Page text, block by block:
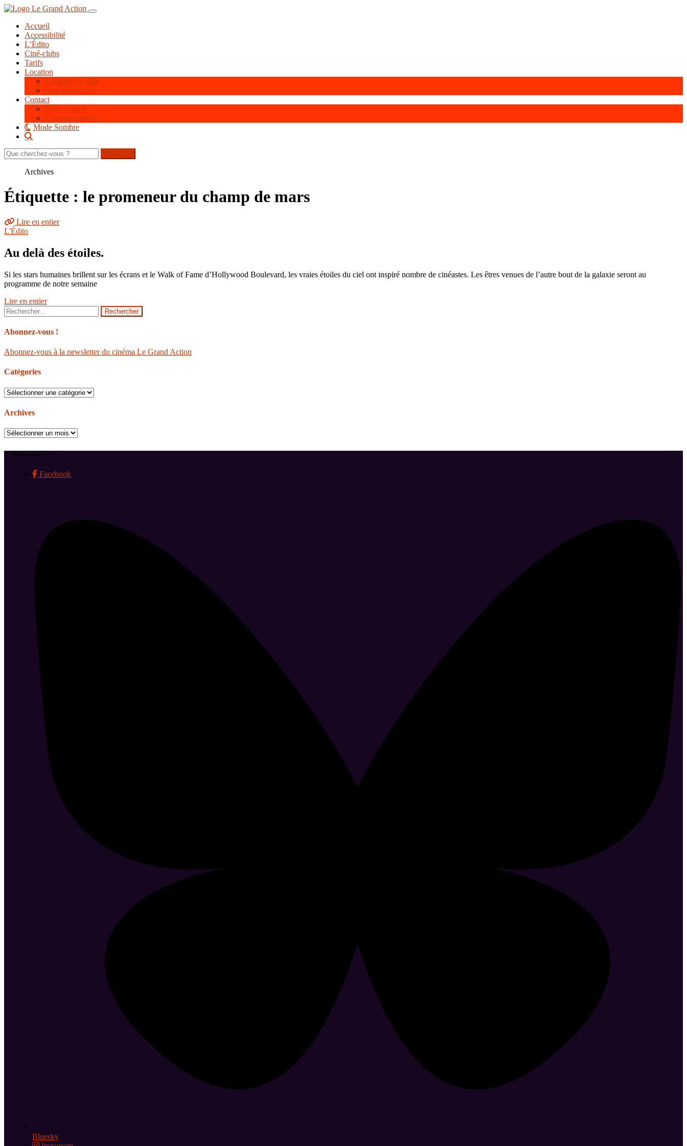
Aller
contenu
principal
Toggle navigation
Accueil
Accessibilité
L’Édito
Ciné-clubs
Tarifs
Location
Location de salle
Post-production
Contact
Nous trouver
Contactez-nous !
Mode Sombre
Rechercher
sur
Archives
Étiquette : le promeneur du champ de mars
Lire en entier
L'Édito
Au delà des étoiles.
Si les stars humaines brillent sur les écrans et le Walk of Fame d’Hollywood Boulevard, les vraies étoiles du ciel ont inspiré nombre de cinéastes. Les êtres venues de l’autre bout de la galaxie seront au
programme de notre semaine
Lire en entier
Rechercher :
Abonnez-vous !
Abonnez-vous à la newsletter du cinéma Le Grand Action
Catégories
Catégories
Archives
Archives
Suivez-nous !
Facebook
Bluesky